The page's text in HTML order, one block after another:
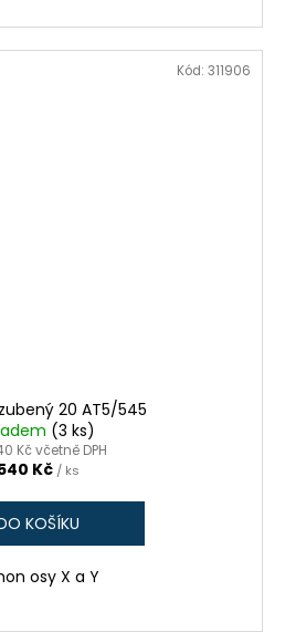
20 AT5/545
(3 ks)
Kč včetně DPH
Kč / ks
KOŠÍKU
osy X a Y
Kód: 311906